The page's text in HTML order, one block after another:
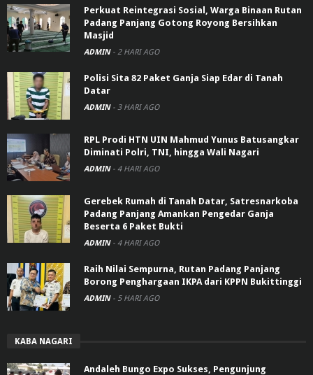
Perkuat Reintegrasi Sosial, Warga Binaan Rutan
Padang Panjang Gotong Royong Bersihkan
Masjid
ADMIN - 2 HARI AGO
Polisi Sita 82 Paket Ganja Siap Edar di Tanah
Datar
ADMIN - 3 HARI AGO
RPL Prodi HTN UIN Mahmud Yunus Batusangkar
Diminati Polri, TNI, hingga Wali Nagari
ADMIN - 4 HARI AGO
Gerebek Rumah di Tanah Datar, Satresnarkoba
Padang Panjang Amankan Pengedar Ganja
Beserta 6 Paket Bukti
ADMIN - 4 HARI AGO
Raih Nilai Sempurna, Rutan Padang Panjang
Borong Penghargaan IKPA dari KPPN Bukittinggi
ADMIN - 5 HARI AGO
KABA NAGARI
Andaleh Bungo Expo Sukses, Pengunjung